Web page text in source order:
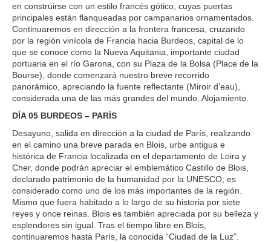
en construirse con un estilo francés gótico, cuyas puertas
principales están flanqueadas por campanarios ornamentados.
Continuaremos en dirección a la frontera francesa, cruzando
por la región vinícola de Francia hacia Burdeos, capital de lo
que se conoce como la Nueva Aquitania, importante ciudad
portuaria en el río Garona, con su Plaza de la Bolsa (Place de la
Bourse), donde comenzará nuestro breve recorrido
panorámico, apreciando la fuente reflectante (Miroir d’eau),
considerada una de las más grandes del mundo. Alojamiento.
DÍA 05 BURDEOS – PARÍS
Desayuno, salida en dirección a la ciudad de París, realizando
en el camino una breve parada en Blois, urbe antigua e
histórica de Francia localizada en el departamento de Loira y
Cher, donde podrán apreciar el emblemático Castillo de Blois,
declarado patrimonio de la humanidad por la UNESCO; es
considerado como uno de los más importantes de la región.
Mismo que fuera habitado a lo largo de su historia por siete
reyes y once reinas. Blois es también apreciada por su belleza y
esplendores sin igual. Tras el tiempo libre en Blois,
continuaremos hasta París, la conocida “Ciudad de la Luz”.